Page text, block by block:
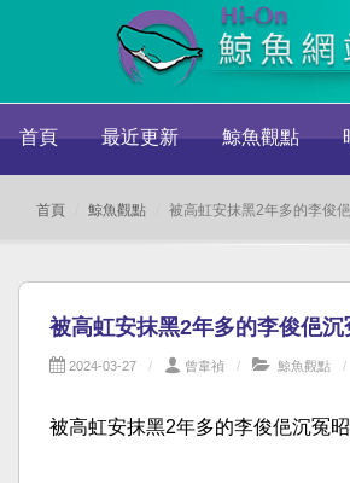
首頁 最近更新 鯨魚觀點
首頁 鯨魚觀點 被高虹安抹黑2年多的李俊
被高虹安抹黑2年多的李俊俋沉
2024-03-27 曾韋禎 鯨魚觀點
被高虹安抹黑2年多的李俊俋沉冤